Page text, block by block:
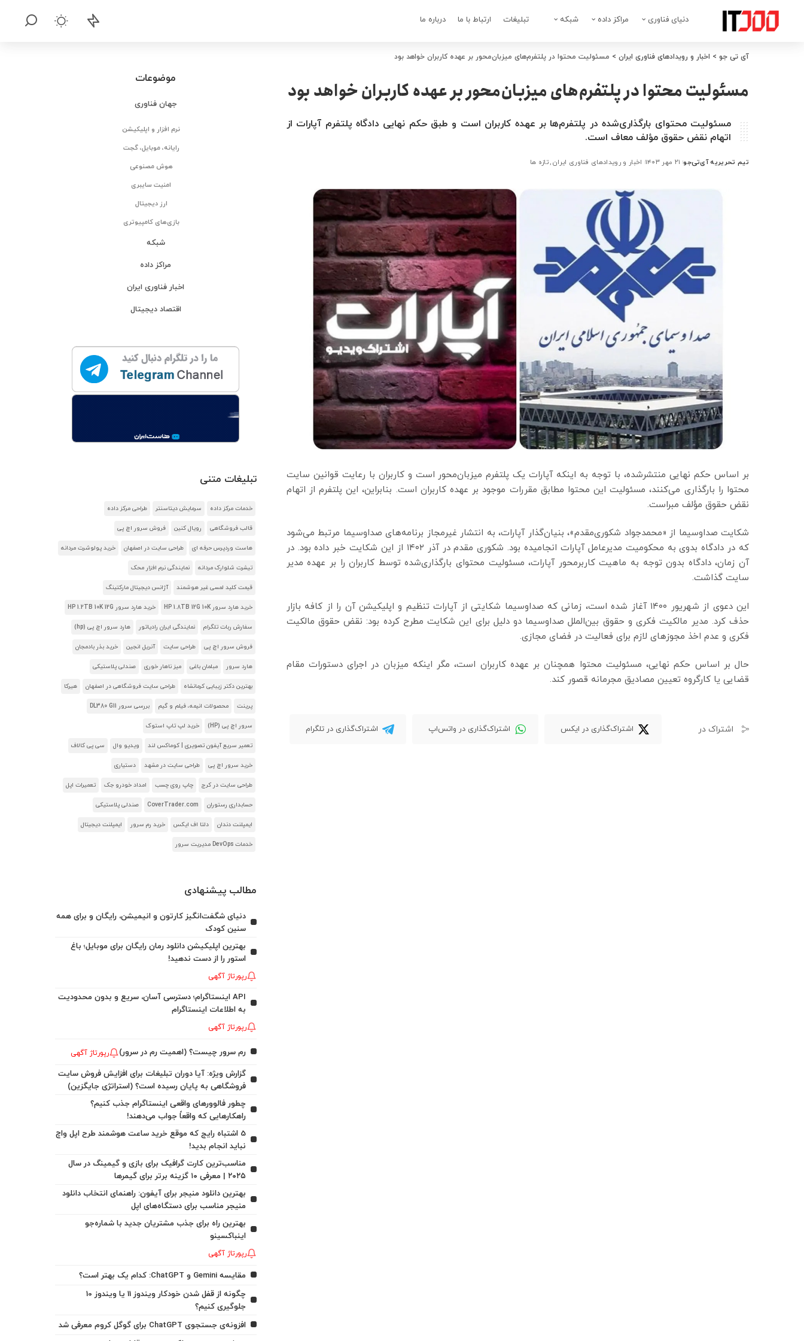
دنیای فناوری مراکز داده شبکه تبلیغات ارتباط با ما درباره ما
آی تی جو > اخبار و رویدادهای فناوری ایران > مسئولیت محتوا در پلتفرم‌های میزبان‌محور بر عهده کاربران خواهد بود
مسئولیت محتوا در پلتفرم‌های میزبان‌محور بر عهده کاربران خواهد بود
مسئولیت محتوای بارگذاری‌شده در پلتفرم‌ها بر عهده کاربران است و طبق حکم نهایی دادگاه پلتفرم آپارات از
اتهام نقض حقوق مؤلف معاف است.
ارسال
تیم تحریریه آی‌تی‌جو ۲۱ مهر ۱۴۰۳ اخبار و رویدادهای فناوری ایران تازه ها
بر اساس حکم نهایی منتشرشده، با توجه به اینکه آپارات یک پلتفرم میزبان‌محور است و کاربران با رعایت قوانین سایت
محتوا را بارگذاری می‌کنند، مسئولیت این محتوا مطابق مقررات موجود بر عهده کاربران است. بنابراین، این پلتفرم از اتهام
نقض حقوق مؤلف مبراست.
شکایت صداوسیما از «محمدجواد شکوری‌مقدم»، بنیان‌گذار آپارات، به انتشار غیرمجاز برنامه‌های صداوسیما مرتبط می‌شود
که در دادگاه بدوی به محکومیت مدیرعامل آپارات انجامیده بود. شکوری مقدم در آذر ۱۴۰۲ از این شکایت خبر داده بود. در
آن زمان، دادگاه بدون توجه به ماهیت کاربرمحور آپارات، مسئولیت محتوای بارگذاری‌شده توسط کاربران را بر عهده مدیر
سایت گذاشت.
این دعوی از شهریور ۱۴۰۰ آغاز شده است، زمانی که صداوسیما شکایتی از آپارات تنظیم و اپلیکیشن آن را از کافه بازار
حذف کرد. مدیر مالکیت فکری و حقوق بین‌الملل صداوسیما دو دلیل برای این شکایت مطرح کرده بود: نقض حقوق مالکیت
فکری و عدم اخذ مجوزهای لازم برای فعالیت در فضای مجازی.
حال بر اساس حکم نهایی، مسئولیت محتوا همچنان بر عهده کاربران است، مگر اینکه میزبان در اجرای دستورات مقام
قضایی یا کارگروه تعیین مصادیق مجرمانه قصور کند.
اشتراک در اشتراک‌گذاری در ایکس اشتراک‌گذاری در واتس‌اپ اشتراک‌گذاری در تلگرام
موضوعات
جهان فناوری
نرم افزار و اپلیکیشن
رایانه، موبایل، گجت
هوش مصنوعی
امنیت سایبری
ارز دیجیتال
بازی‌های کامپیوتری
شبکه
مراکز داده
اخبار فناوری ایران
اقتصاد دیجیتال
تبلیغات متنی
خدمات مرکز داده سرمایش دیتاسنتر طراحی مرکز داده
قالب فروشگاهی رویال کنین فروش سرور اچ پی
هاست وردپرس حرفه ای طراحی سایت در اصفهان خرید پولوشرت مردانه
تیشرت شلوارک مردانه نمایندگی نرم افزار محک
قیمت کلید لمسی غیر هوشمند آژانس دیجیتال مارکتینگ
خرید هارد سرور HP 1.8TB 12G 10K خرید هارد سرور HP 1.2TB 10K 12G
سفارش ربات تلگرام نمایندگی ایران رادیاتور هارد سرور اچ پی (hp)
فروش سرور اچ پی طراحی سایت آنریل انجین خرید بذر بادمجان
هارد سرور مبلمان باغی میز ناهار خوری صندلی پلاستیکی
بهترین دکتر زیبایی کرمانشاه طراحی سایت فروشگاهی در اصفهان هیرکا
پرینت محصولات انیمه، فیلم و گیم بررسی سرور DL380 G11
سرور اچ پی (HP) خرید لپ تاپ استوک
تعمیر سریع آیفون تصویری | کوماکس لند ویدیو وال سی پی کالاف
خرید سرور اچ پی طراحی سایت در مشهد دستیاری
طراحی سایت در کرج چاپ روی چسب امداد خودرو جک تعمیرات اپل
حسابداری رستوران CoverTrader.com صندلی پلاستیکی
ایمپلنت دندان دلتا اف ایکس خرید رم سرور ایمپلنت دیجیتال
خدمات DevOps مدیریت سرور
مطالب پیشنهادی
دنیای شگفت‌انگیز کارتون و انیمیشن، رایگان و برای همه
سنین کودک
بهترین اپلیکیشن دانلود رمان رایگان برای موبایل؛ باغ
استور را از دست ندهید!
رپورتاژ آگهی
API اینستاگرام؛ دسترسی آسان، سریع و بدون محدودیت
به اطلاعات اینستاگرام
رپورتاژ آگهی
رم سرور چیست؟ (اهمیت رم در سرور) رپورتاژ آگهی
گزارش ویژه: آیا دوران تبلیغات برای افزایش فروش سایت
فروشگاهی به پایان رسیده است؟ (استراتژی جایگزین)
چطور فالوورهای واقعی اینستاگرام جذب کنیم؟
راهکارهایی که واقعاً جواب می‌دهند!
5 اشتباه رایج که موقع خرید ساعت هوشمند طرح اپل واچ
نباید انجام بدید!
مناسب‌ترین کارت گرافیک برای بازی و گیمینگ در سال
۲۰۲۵ | معرفی ۱۰ گزینه برتر برای گیمرها
بهترین دانلود منیجر برای آیفون: راهنمای انتخاب دانلود
منیجر مناسب برای دستگاه‌های اپل
بهترین راه برای جذب مشتریان جدید با شماره‌جو
اینباکسینو
رپورتاژ آگهی
مقایسه Gemini و ChatGPT: کدام یک بهتر است؟
چگونه از قفل شدن خودکار ویندوز 11 یا ویندوز 10
جلوگیری کنیم؟
افزونه‌ی جستجوی ChatGPT برای گوگل کروم معرفی شد